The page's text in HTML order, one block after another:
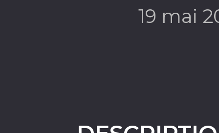
19 mai